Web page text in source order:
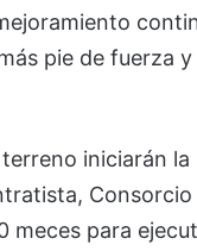
pie de fuerza
iniciarán la
meces para